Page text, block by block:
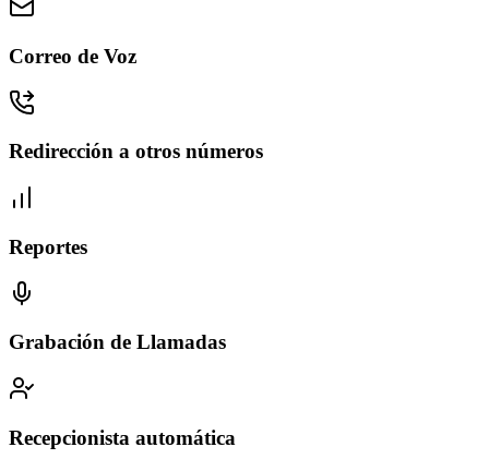
Correo de Voz
Redirección a otros números
Reportes
Grabación de Llamadas
Recepcionista automática